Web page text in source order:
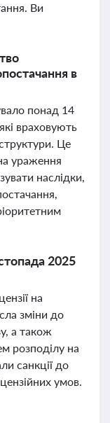
Ви
в
понад 14
враховують
Це
ураження
наслідки,
2025
на
зміни до
а також
розподілу на
санкції до
умов.